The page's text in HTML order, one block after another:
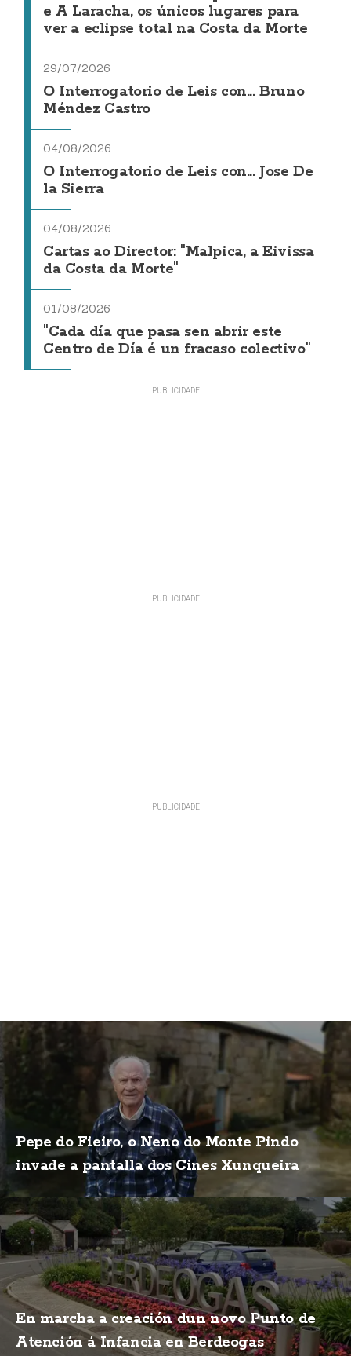
e A Laracha, os únicos lugares para
ver a eclipse total na Costa da Morte
29/07/2026
O Interrogatorio de Leis con... Bruno
Méndez Castro
04/08/2026
O Interrogatorio de Leis con... Jose De
la Sierra
04/08/2026
Cartas ao Director: "Malpica, a Eivissa
da Costa da Morte"
01/08/2026
"Cada día que pasa sen abrir este
Centro de Día é un fracaso colectivo"
Pepe do Fieiro, o Neno do Monte Pindo
invade a pantalla dos Cines Xunqueira
En marcha a creación dun novo Punto de
Atención á Infancia en Berdeogas